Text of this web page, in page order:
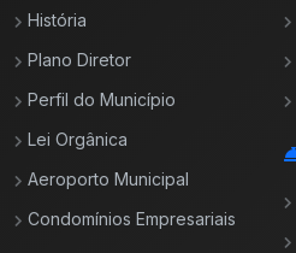
História
Plano Diretor
Perfil do Município
Lei Orgânica
Aeroporto Municipal
Condomínios Empresariais